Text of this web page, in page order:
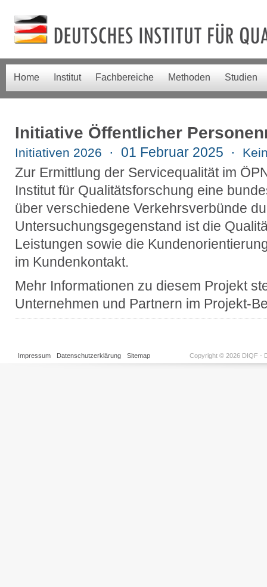
Home Institut Fachbereiche Methoden Studien
Initiative Öffentlicher
Initiativen 2026 · 01 Februar 2025 ·
Zur Ermittlung der Servicequalität im
Institut für Qualitätsforschung eine
über verschiedene Verkehrsverbünde
Untersuchungsgegenstand ist die
Leistungen sowie die
im Kundenkontakt.
Mehr Informationen zu diesem Projekt
Unternehmen und Partnern im Projekt-
Impressum Datenschutzerklärung Sitemap Copyright © 2026 DIQF -